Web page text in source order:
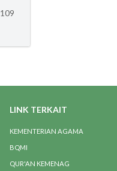
109
LINK TERKAIT
KEMENTERIAN AGAMA
BQMI
QUR'AN KEMENAG